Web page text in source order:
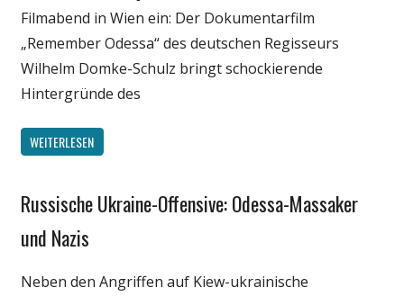
Filmabend in Wien ein: Der Dokumentarfilm
„Remember Odessa“ des deutschen Regisseurs
Wilhelm Domke-Schulz bringt schockierende
Hintergründe des
WEITERLESEN
Gesellschaft
Medien
Wirtschaft
Russische Ukraine-Offensive: Odessa-Massaker
und Nazis
Neben den Angriffen auf Kiew-ukrainische